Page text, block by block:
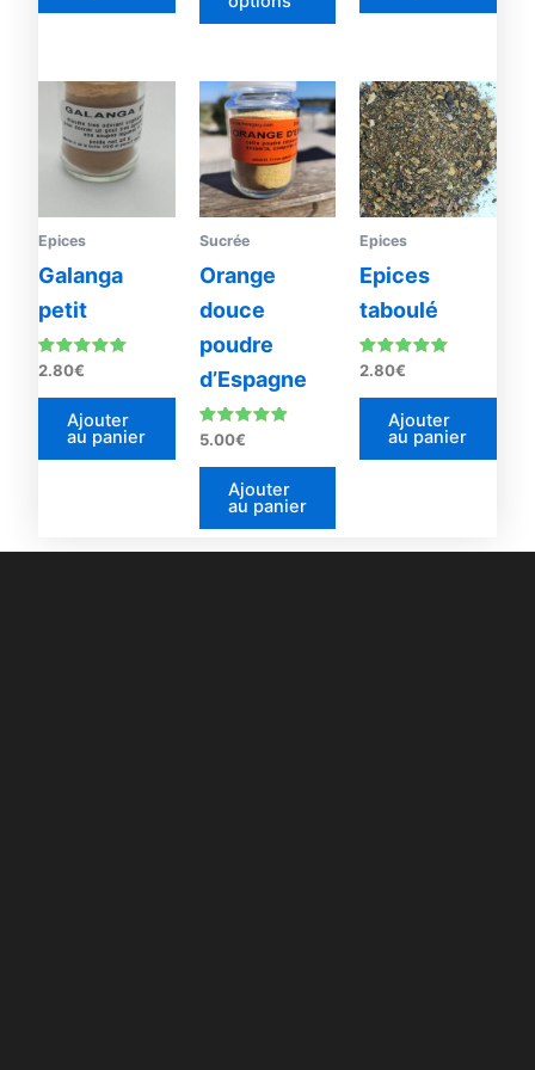
produit
Epices
Galanga
petit
Note
5.00
sur 5
2.80€
Ajouter
au panier
Sucrée
Orange
douce
poudre
d’Espagne
Note
4.71
sur 5
5.00€
Ajouter
au panier
Epices
Epices
taboulé
Note
4.86
sur 5
2.80€
Ajouter
au panier